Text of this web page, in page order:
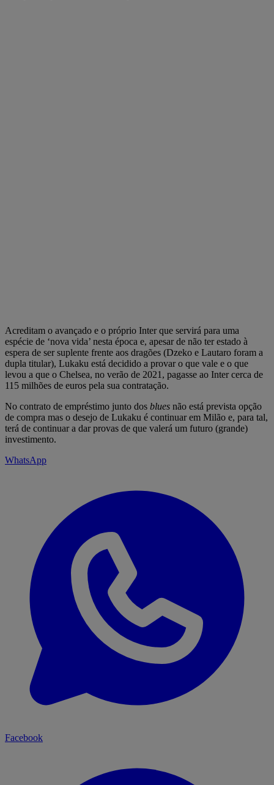
Acreditam o avançado e o próprio Inter que servirá para uma
espécie de ‘nova vida’ nesta época e, apesar de não ter estado à
espera de ser suplente frente aos dragões (Dzeko e Lautaro foram a
dupla titular), Lukaku está decidido a provar o que vale e o que
levou a que o Chelsea, no verão de 2021, pagasse ao Inter cerca de
115 milhões de euros pela sua contratação.
No contrato de empréstimo junto dos blues não está prevista opção
de compra mas o desejo de Lukaku é continuar em Milão e, para tal,
terá de continuar a dar provas de que valerá um futuro (grande)
investimento.
WhatsApp
Facebook